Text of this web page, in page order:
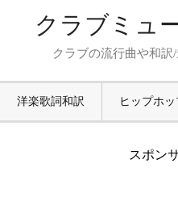
クラブミュ
クラブの流行曲や和訳
洋楽歌詞和訳 ヒップホ
スポン